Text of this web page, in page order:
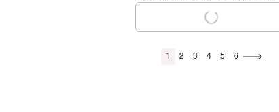
1 2 3 4 5 6